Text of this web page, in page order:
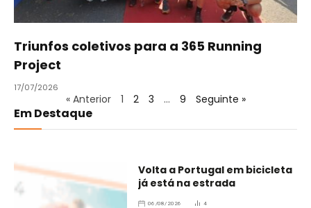
Triunfos coletivos para a 365 Running
Project
17/07/2026
« Anterior 1 2 3 … 9 Seguinte »
Em Destaque
Volta a Portugal em bicicleta
já está na estrada
06/08/2026 4